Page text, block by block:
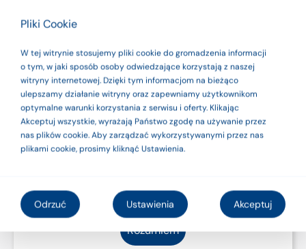
Możliwość regulacji wysokości fotelika.
Funkcja kubełkowa
Zalecany do stosowania dla osób, u których
rozpoznano:
postacie.
o różnej etiologii z niedowładami kończyn,
stronie produkty są
wyrobami
medycznymi. Dla
bezpieczeństwa
używaj ich zgodnie
z instrukcją
etykietą.
Rozumiem
Pliki Cookie
W tej witrynie stosujemy pliki cookie do gromadzenia informacji
o tym, w jaki sposób osoby odwiedzające korzystają z naszej
witryny internetowej. Dzięki tym informacjom na bieżąco
ulepszamy działanie witryny oraz zapewniamy użytkownikom
optymalne warunki korzystania z serwisu i oferty. Klikając
Akceptuj wszystkie, wyrażają Państwo zgodę na używanie przez
nas plików cookie. Aby zarządzać wykorzystywanymi przez nas
plikami cookie, prosimy kliknąć Ustawienia.
Odrzuć Ustawienia Akceptuj